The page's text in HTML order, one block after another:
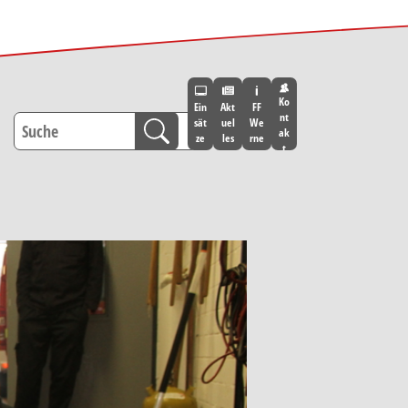
Ein
sät
ze
Akt
uel
les
FF
We
rne
Ko
nt
ak
t